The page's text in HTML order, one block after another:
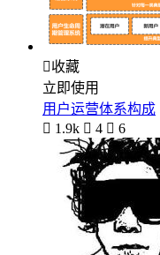
收藏
立即使用
用户运营体系构成
 1.9k  4  6